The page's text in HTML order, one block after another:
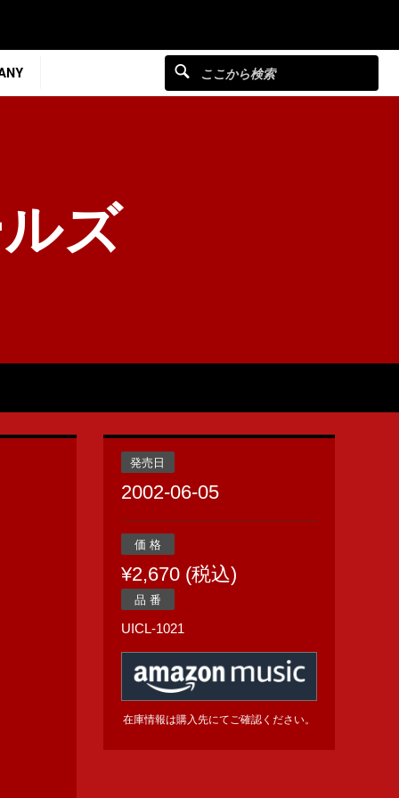
ズ
発売日
2002-06-05
価 格
¥2,670 (税込)
品 番
UICL-1021
在庫情報は購入先にてご確認ください。